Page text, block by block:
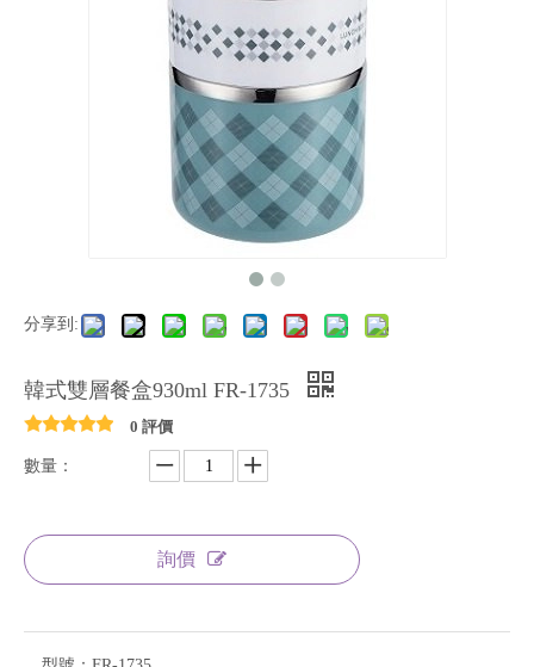
分享到:
韓式雙層餐盒930ml FR-1735
0 評價
數量：
詢價